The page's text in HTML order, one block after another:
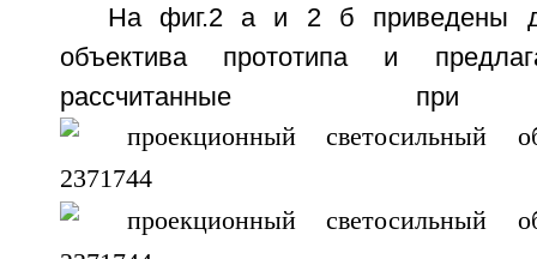
На фиг.2 а и 2 б приведены
объектива прототипа и
рассчитанные при